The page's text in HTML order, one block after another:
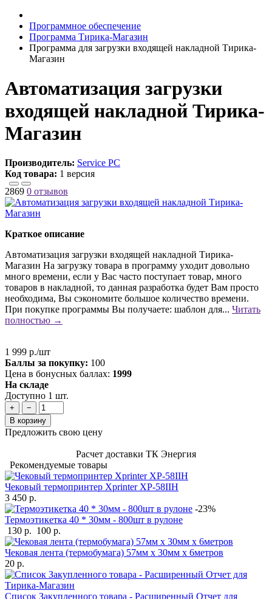
Программное обеспечение
Программа Тирика-Магазин
Программа для загрузки входящей накладной Тирика-
Магазин
Автоматизация загрузки
входящей накладной Тирика-
Магазин
Производитель: Service PC
Код товара: 1 версия
2869 0 отзывов
Краткое описание
Автоматизация загрузки входящей накладной Тирика-
Магазин На загрузку товара в программу уходит довольно
много времени, если у Вас часто поступает товар, много
товаров в накладной, то данная разработка будет Вам просто
необходима, Вы сэкономите большое количество времени.
При покупке программы Вы получаете: шаблон для... Читать
полностью →
1 999 р./шт
Баллы за покупку: 100
Цена в бонусных баллах: 1999
На складе
Доступно 1 шт.
+
−
В корзину
Предложить свою цену
Расчет доставки ТК Энергия
Рекомендуемые товары
Чековый термопринтер Xprinter XP-58IIH
3 450 р.
-23%
Термоэтикетка 40 * 30мм - 800шт в рулоне
130 р. 100 р.
Чековая лента (термобумага) 57мм x 30мм х 6метров
20 р.
Список Закупленного товара - Расширенный Отчет для